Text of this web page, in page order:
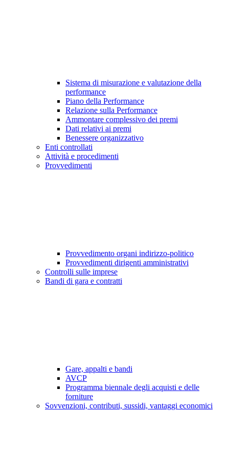
Sistema di misurazione e valutazione della
performance
Piano della Performance
Relazione sulla Performance
Ammontare complessivo dei premi
Dati relativi ai premi
Benessere organizzativo
Enti controllati
Attività e procedimenti
Provvedimenti
Provvedimento organi indirizzo-politico
Provvedimenti dirigenti amministrativi
Controlli sulle imprese
Bandi di gara e contratti
Gare, appalti e bandi
AVCP
Programma biennale degli acquisti e delle
forniture
Sovvenzioni, contributi, sussidi, vantaggi economici